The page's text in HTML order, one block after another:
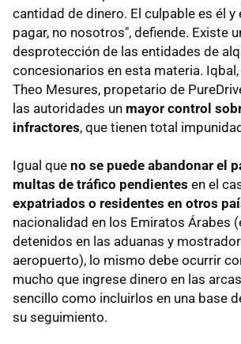
cantidad de dinero. El culpable es él y
pagar, no nosotros", defiende. Existe
desprotección de las entidades de
concesionarios en esta materia.
Theo Mesures, propetario de
las autoridades un mayor control
infractores, que tienen total
Igual que no se puede abandonar el
multas de tráfico pendientes en el
expatriados o residentes en otros
nacionalidad en los Emiratos Árabes
detenidos en las aduanas y
aeropuerto), lo mismo debe ocurrir
mucho que ingrese dinero en las
sencillo como incluirlos en una base
su seguimiento.